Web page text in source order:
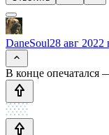
DaneSoul28 авг 2022
В конце опечатался